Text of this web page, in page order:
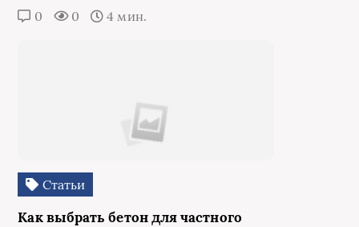
0 0 4 мин.
Статьи
Как выбрать бетон для частного